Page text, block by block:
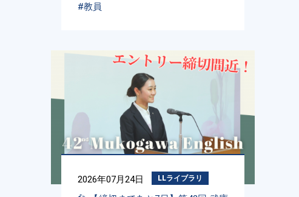
#教員
2026年07月24日 LLライブラリ